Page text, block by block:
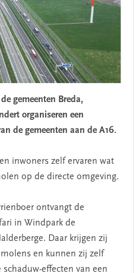
gemeenten Breda,
organiseren een
de gemeenten aan de A16.
inwoners zelf ervaren wat
op de directe omgeving.
ontvangt de
in Windpark de
Daar krijgen zij
en kunnen zij zelf
effecten van een